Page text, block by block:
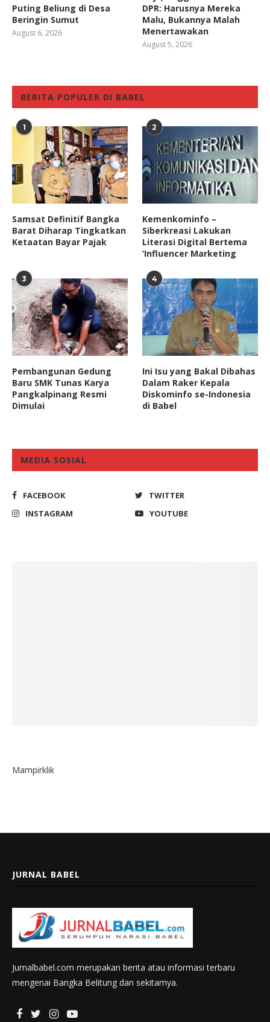
Puting Beliung di Desa
Beringin Sumut
August 6, 2026
DPR: Harusnya Mereka
Malu, Bukannya Malah
Menertawakan
August 5, 2026
BERITA POPULER DI BABEL
1
Samsat Definitif Bangka
Barat Diharap Tingkatkan
Ketaatan Bayar Pajak
2
Kemenkominfo –
Siberkreasi Lakukan
Literasi Digital Bertema
‘Influencer Marketing
3
Pembangunan Gedung
Baru SMK Tunas Karya
Pangkalpinang Resmi
Dimulai
4
Ini Isu yang Bakal Dibahas
Dalam Raker Kepala
Diskominfo se-Indonesia
di Babel
MEDIA SOSIAL
FACEBOOK
TWITTER
INSTAGRAM
YOUTUBE
Mampirklik
JURNAL BABEL
Jurnalbabel.com merupakan berita atau informasi terbaru
mengenai Bangka Belitung dan sekitarnya.